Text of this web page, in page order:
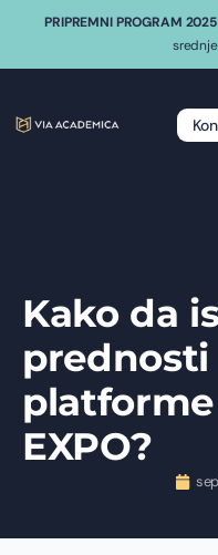
PRIPREMNI PROGRAM 2025
Kako da
prednosti
platforme
EXPO?